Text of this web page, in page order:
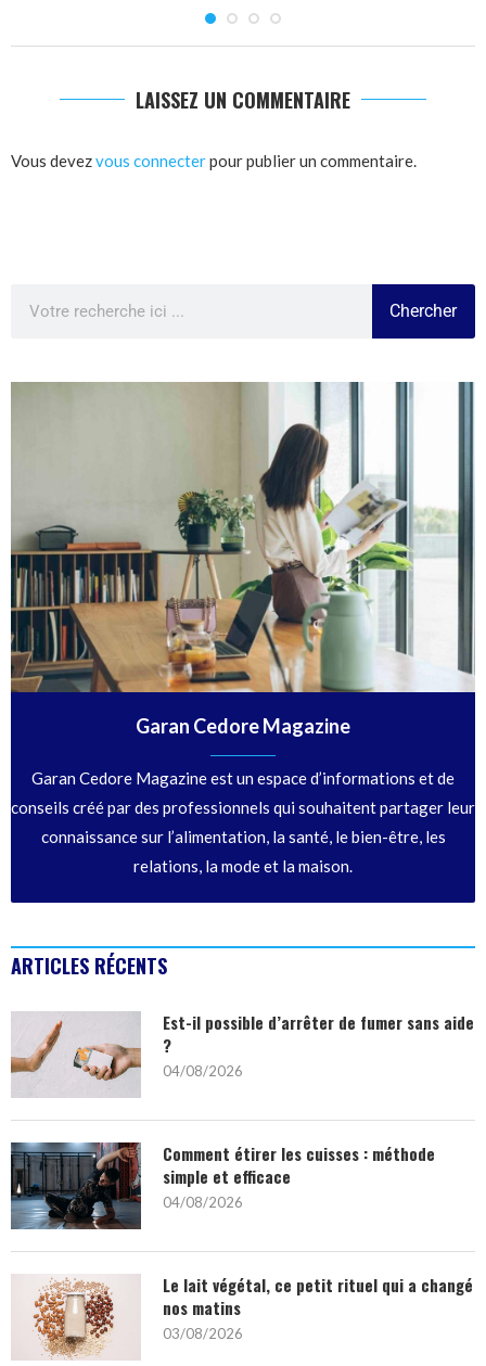
LAISSEZ UN COMMENTAIRE
Vous devezvous connecterpour publier un commentaire.
Chercher
Garan Cedore Magazine
Garan Cedore Magazine est un espace d’informations et de
conseils créé par des professionnels qui souhaitent partager leur
connaissance sur l’alimentation, la santé, le bien-être, les
relations, la mode et la maison.
ARTICLES RÉCENTS
Est-il possible d’arrêter de fumer sans aide
?
04/08/2026
Comment étirer les cuisses : méthode
simple et efficace
04/08/2026
Le lait végétal, ce petit rituel qui a changé
nos matins
03/08/2026